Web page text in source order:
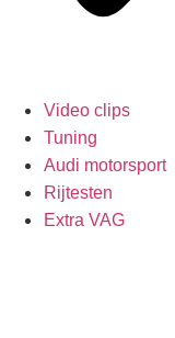
Video clips
Tuning
Audi motorsport
Rijtesten
Extra VAG